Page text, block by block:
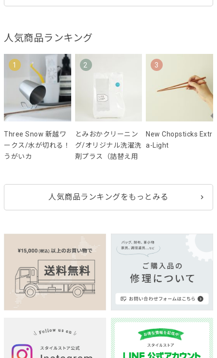
人気商品ランキング
1
Three Snow 新越ワ
ークス/水が切れる！
うがいカ
2
とみおかクリーニン
グ/オリジナル洗濯洗
剤プラス（詰替え用
3
New Chopsticks Extr
a-Light
人気商品ランキングをもっとみる